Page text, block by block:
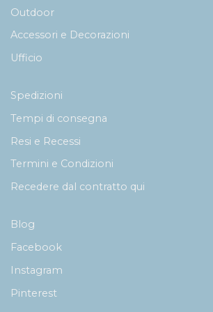
Outdoor
Accessori e Decorazioni
Ufficio
Spedizioni
Tempi di consegna
Resi e Recessi
Termini e Condizioni
Recedere dal contratto qui
Blog
Facebook
Instagram
Pinterest